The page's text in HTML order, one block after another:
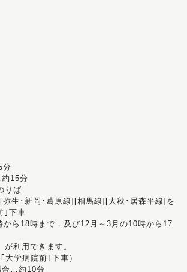
分
15分
りば
生･新岡･葛原線][相馬線][大秋･居森平線]を
｣下車
ら18時まで，及び12月～3月の10時から17
が利用できます。
大学病院前｣下車）
合…約10分